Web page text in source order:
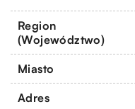
Region
(Województwo)
Miasto
Adres